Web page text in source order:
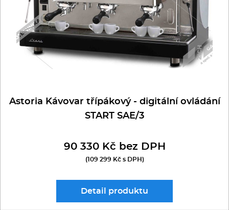
Astoria Kávovar třípákový - digitální ovládání
START SAE/3
90 330 Kč bez DPH
(109 299 Kč s DPH)
Detail produktu